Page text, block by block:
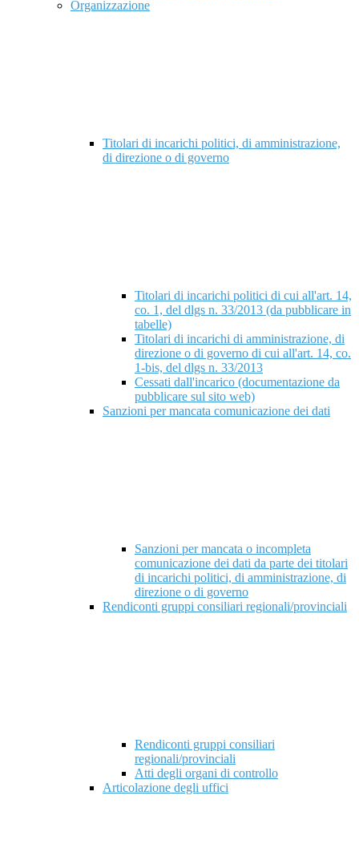
Organizzazione
Titolari di incarichi politici, di amministrazione,
di direzione o di governo
Titolari di incarichi politici di cui all'art. 14,
co. 1, del dlgs n. 33/2013 (da pubblicare in
tabelle)
Titolari di incarichi di amministrazione, di
direzione o di governo di cui all'art. 14, co.
1-bis, del dlgs n. 33/2013
Cessati dall'incarico (documentazione da
pubblicare sul sito web)
Sanzioni per mancata comunicazione dei dati
Sanzioni per mancata o incompleta
comunicazione dei dati da parte dei titolari
di incarichi politici, di amministrazione, di
direzione o di governo
Rendiconti gruppi consiliari regionali/provinciali
Rendiconti gruppi consiliari
regionali/provinciali
Atti degli organi di controllo
Articolazione degli uffici